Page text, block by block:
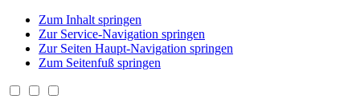
Zum Inhalt springen
Zur Service-Navigation springen
Zur Seiten Haupt-Navigation springen
Zum Seitenfuß springen